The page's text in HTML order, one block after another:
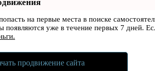
на первые места в поиске
появляются уже в течение первых 7 дней.
продвижение сайта